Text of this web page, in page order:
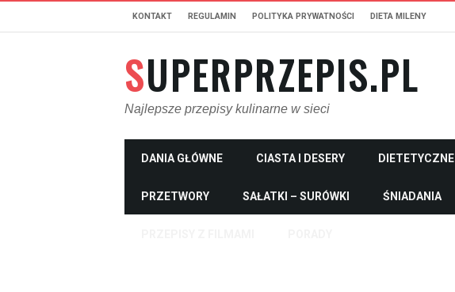
KONTAKT REGULAMIN POLITYKA PRYWATNOŚCI DIETA MILENY
SUPERPRZEPIS.PL
Najlepsze przepisy kulinarne w sieci
DANIA GŁÓWNE CIASTA I DESERY DIETETYCZNE
PRZETWORY SAŁATKI – SURÓWKI ŚNIADANIA